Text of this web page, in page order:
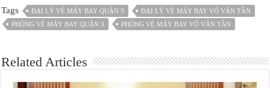
Tags ĐẠI LÝ VÉ MÁY BAY QUẬN 3
ĐẠI LÝ VÉ MÁY BAY VÕ VĂN TẦN
PHÒNG VÉ MÁY BAY QUẬN 3
PHÒNG VÉ MÁY BAY VÕ VĂN TẦN
Related Articles